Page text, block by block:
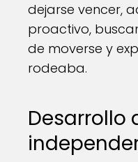
dejarse vencer,
proactivo,
de moverse y
rodeaba.
Desarrollo